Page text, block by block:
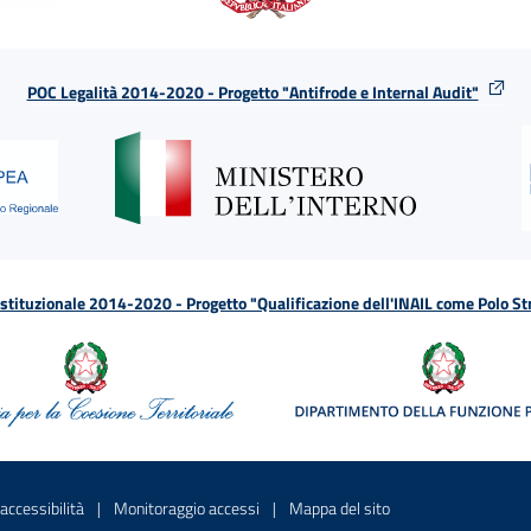
POC Legalità 2014-2020 - Progetto "Antifrode e Internal Audit"
2014-2020 - Progetto "Qualificazione dell'INAIL come Polo
una nuova finestraSito interno - Apre in una nuova finestra
Monitoraggio accessi Sito interno - Apre in una nuova
Mappa del sitoSito interno - Apre